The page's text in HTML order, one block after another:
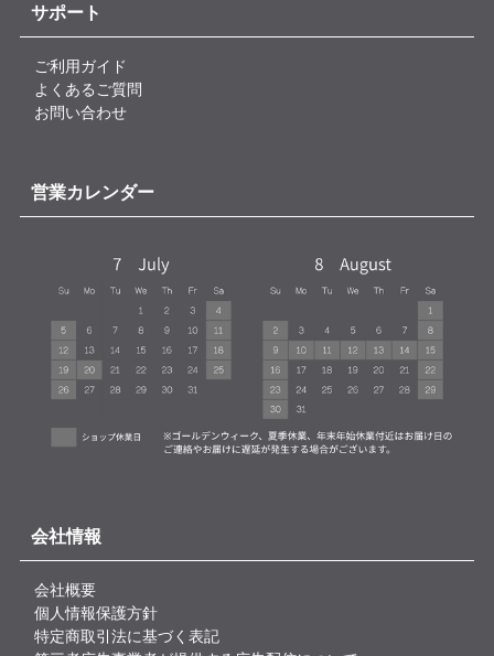
サポート
ご利用ガイド
よくあるご質問
お問い合わせ
営業カレンダー
会社情報
会社概要
個人情報保護方針
特定商取引法に基づく表記